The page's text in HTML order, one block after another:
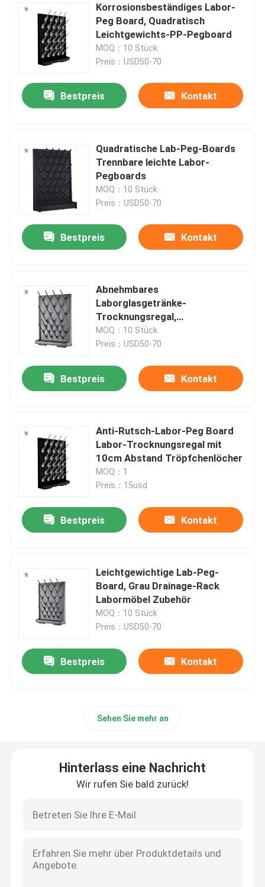
Startseite
Korrosionsbeständiges Labor-
Peg Board, Quadratisch
Leichtgewichts-PP-Pegboard
MOQ：10 Stück
Preis：USD50-70
Bestpreis Kontakt
Quadratische Lab-Peg-Boards
Trennbare leichte Labor-
Pegboards
MOQ：10 Stück
Preis：USD50-70
Bestpreis Kontakt
Abnehmbares
Laborglasgetränke-
Trocknungsregal,
chemikalienbeständiges
Laborentwässerungsregal
MOQ：10 Stück
Preis：USD50-70
Bestpreis Kontakt
Anti-Rutsch-Labor-Peg Board
Labor-Trocknungsregal mit
10cm Abstand Tröpfchenlöcher
MOQ：1
Preis：15usd
Bestpreis Kontakt
Leichtgewichtige Lab-Peg-
Board, Grau Drainage-Rack
Labormöbel Zubehör
MOQ：10 Stück
Preis：USD50-70
Bestpreis Kontakt
Sehen Sie mehr an
Hinterlass eine Nachricht
Wir rufen Sie bald zurück!